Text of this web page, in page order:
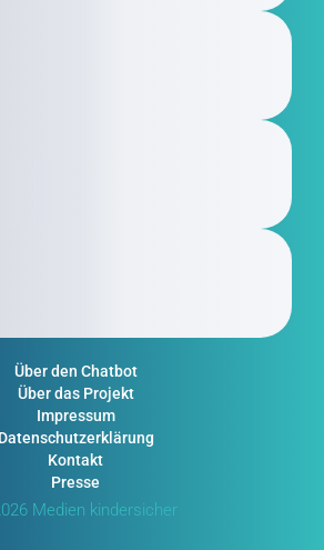
Medien kindersicher
Über den Chatbot
Über das Projekt
Impressum
Datenschutzerklärung
Kontakt
Presse